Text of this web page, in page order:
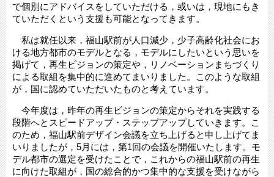
で個別にアドバイスをしていただける，或いは，現地にもき
ていただくという支援も可能となってきます。
私は就任以来，福山駅前が人口減少，少子高齢化社会にお
ける地方都市のモデルとなる，モデルにしたいという思いを
掲げて，再生ビジョンの策定や，リノベーションまちづくり
による取組を集中的に進めてまいりました。このような取組
が，国に認めていただいたものと考えています。
今年度は，昨年の再生ビジョンの策定からそれを実践する
段階へとスピードアップ・ステップアップしていきます。こ
のため，福山駅前デザイン会議を立ち上げると申し上げてま
いりましたが，5月には，第1回の会議を開催いたします。モ
デル都市の選定を受けたことで，これからの福山駅前の再生
に向けた取組が，国の総合的かつ集中的な支援を受けながら